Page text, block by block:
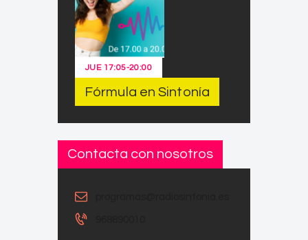
JUE 17:05-20:00
Fórmula en Sintonía
Contacta con nosotros